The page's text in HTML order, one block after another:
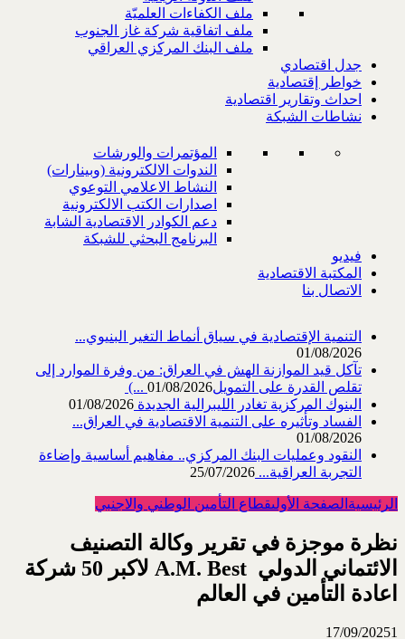
ملف الكفاءات العلميّة
ملف اتفاقية شركة غاز الجنوب
ملف البنك المركزي العراقي
جدل اقتصادي
خواطر إقتصادية
احداث وتقارير اقتصادية
نشاطات الشبكة
المؤتمرات والورشات
الندوات الالكترونية (وبينارات)
النشاط الاعلامي التوعوي
اصدارات الكتب الالكترونية
دعم الكوادر الاقتصادية الشابة
البرنامج البحثي للشبكة
فيديو
المكتبة الاقتصادية
الاتصال بنا
التنمية الإقتصادية في سياق أنماط التغير البنيوي...
01/08/2026
تآكل قيد الموازنة الهش في العراق: من وفرة الموارد إلى
تقلص القدرة على التمويل‎ (...01/08/2026
البنوك المركزية تغادر الليبرالية الجديدة 01/08/2026
الفساد وتأثيره على التنمية الاقتصادية في العراق...
01/08/2026
النقود وعمليات البنك المركزي.. مفاهيم أساسية وإضاءة
التجربة العراقية... 25/07/2026
الرئيسية الصفحة الأولىقطاع التأمين الوطني والاجنبي
نظرة موجزة في تقرير وكالة التصنيف
الائتماني الدولي ‏‎ A.M. Best ‎لاكبر ‏‏50 شركة
اعادة التأمين في العالم
17/09/20251